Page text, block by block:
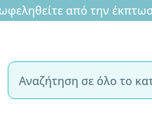
από την